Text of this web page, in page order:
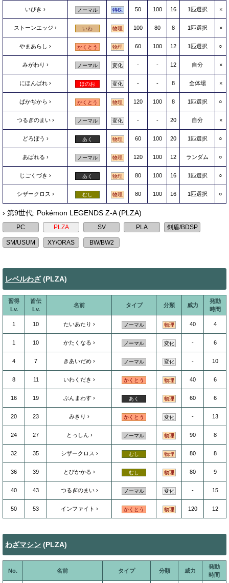
いびき ノーマル 特殊 50 100 16 1匹選択 ×
ストーンエッジ いわ 物理 100 80 8 1匹選択 ×
やまあらし かくとう 物理 60 100 12 1匹選択 ○
みがわり ノーマル 変化 - - 12 自分 ×
にほんばれ ほのお 変化 - - 8 全体場 ×
ばかぢから かくとう 物理 120 100 8 1匹選択 ○
つるぎのまい ノーマル 変化 - - 20 自分 ×
どろぼう あく 物理 60 100 20 1匹選択 ○
あばれる ノーマル 物理 120 100 12 ランダム ○
じごくづき あく 物理 80 100 16 1匹選択 ○
シザークロス むし 物理 80 100 16 1匹選択 ○
› 第9世代: Pokémon LEGENDS Z-A (PLZA)
レベルわざ(PLZA)
習得
Lv.
皆伝
Lv.
名前 タイプ 分類 威力
発動
時間
1 10 たいあたり ノーマル 物理 40 4
1 10 かたくなる ノーマル 変化 - 6
4 7 きあいだめ ノーマル 変化 - 10
8 11 いわくだき かくとう 物理 40 6
16 19 ぶんまわす あく 物理 60 6
20 23 みきり かくとう 変化 - 13
24 27 とっしん ノーマル 物理 90 8
32 35 シザークロス むし 物理 80 8
36 39 とびかかる むし 物理 80 9
40 43 つるぎのまい ノーマル 変化 - 15
50 53 インファイト かくとう 物理 120 12
わざマシン (PLZA)
No. 名前 タイプ 分類 威力
発動
時間